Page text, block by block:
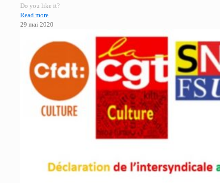
Do you like it?
Read more
29 mai 2020